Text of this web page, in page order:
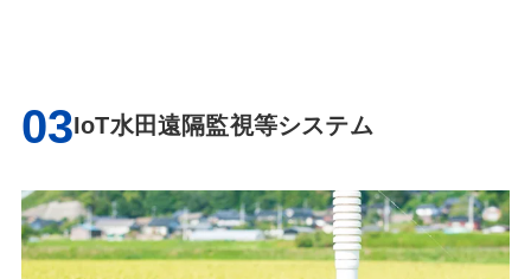
03IoT水田遠隔監視等システム